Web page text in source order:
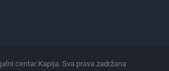
centar Kapija. Sva prava zadržana